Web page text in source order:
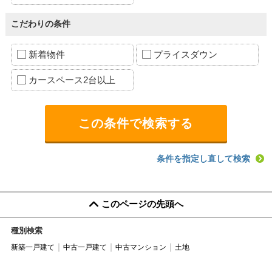
こだわりの条件
新着物件 プライスダウン
カースペース2台以上
条件を指定し直して検索
このページの先頭へ
種別検索
新築一戸建て 中古一戸建て 中古マンション 土地